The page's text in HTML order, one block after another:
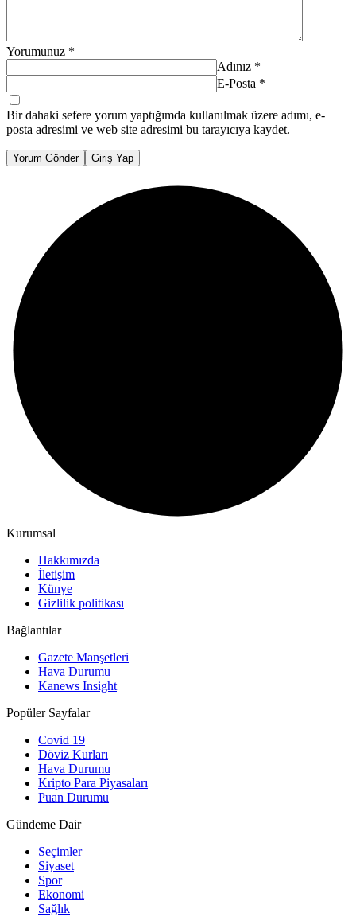
Yorumunuz *
Adınız *
E-Posta *
Bir dahaki sefere yorum yaptığımda kullanılmak üzere adımı, e-
posta adresimi ve web site adresimi bu tarayıcıya kaydet.
Yorum Gönder Giriş Yap
Kurumsal
Hakkımızda
İletişim
Künye
Gizlilik politikası
Bağlantılar
Gazete Manşetleri
Hava Durumu
Kanews Insight
Popüler Sayfalar
Covid 19
Döviz Kurları
Hava Durumu
Kripto Para Piyasaları
Puan Durumu
Gündeme Dair
Seçimler
Siyaset
Spor
Ekonomi
Sağlık